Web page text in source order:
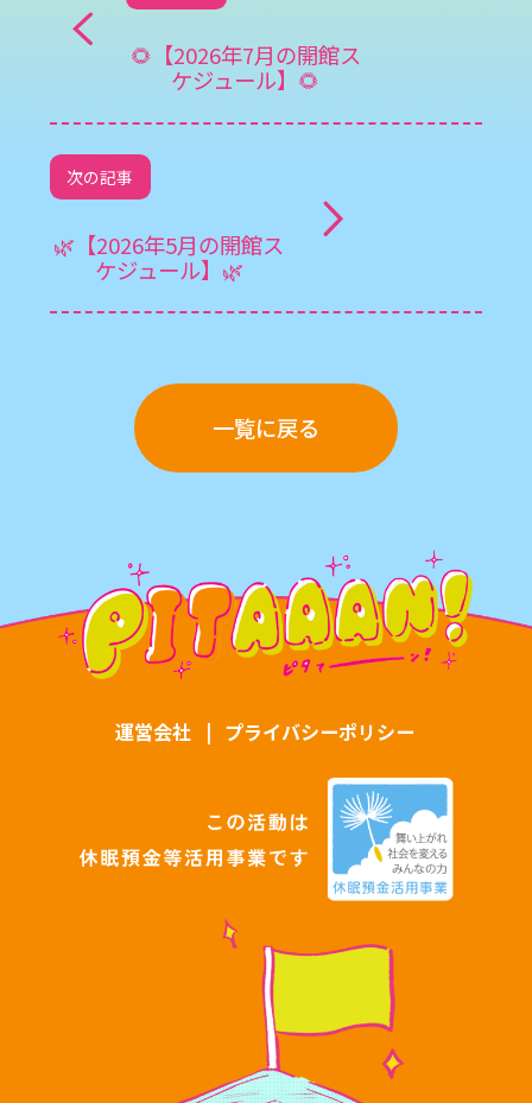
🌻【2026年7月の開館ス
ケジュール】🌻
次の記事
🌿【2026年5月の開館ス
ケジュール】🌿
一覧に戻る
運営会社 | プライバシーポリシー